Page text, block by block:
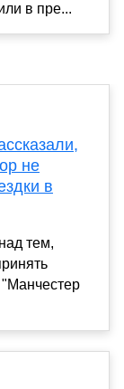
в пре...
не
в
тем,
"Манчестер